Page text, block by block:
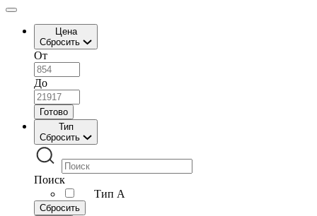
Цена
Сбросить
От
До
Готово
Тип
Сбросить
Поиск
Тип А
Сбросить